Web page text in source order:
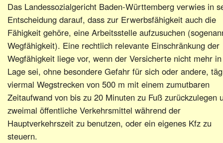
Das Landessozialgericht Baden-Württemberg verwies in
Entscheidung darauf, dass zur Erwerbsfähigkeit auch die
Fähigkeit gehöre, eine Arbeitsstelle aufzusuchen
Wegfähigkeit). Eine rechtlich relevante Einschränkung der
Wegfähigkeit liege vor, wenn der Versicherte nicht mehr
Lage sei, ohne besondere Gefahr für sich oder andere,
viermal Wegstrecken von 500 m mit einem zumutbaren
Zeitaufwand von bis zu 20 Minuten zu Fuß zurückzulegen
zweimal öffentliche Verkehrsmittel während der
Hauptverkehrszeit zu benutzen, oder ein eigenes Kfz zu
steuern.